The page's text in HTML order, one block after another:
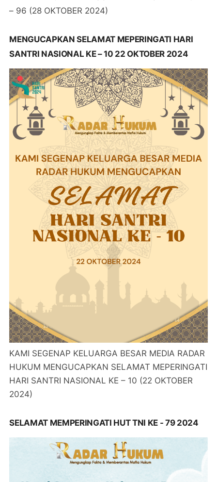
– 96 (28 OKTOBER 2024)
MENGUCAPKAN SELAMAT MEPERINGATI HARI
SANTRI NASIONAL KE – 10 22 OKTOBER 2024
KAMI SEGENAP KELUARGA BESAR MEDIA RADAR
HUKUM MENGUCAPKAN SELAMAT MEPERINGATI
HARI SANTRI NASIONAL KE – 10 (22 OKTOBER
2024)
SELAMAT MEMPERINGATI HUT TNI KE - 79 2024